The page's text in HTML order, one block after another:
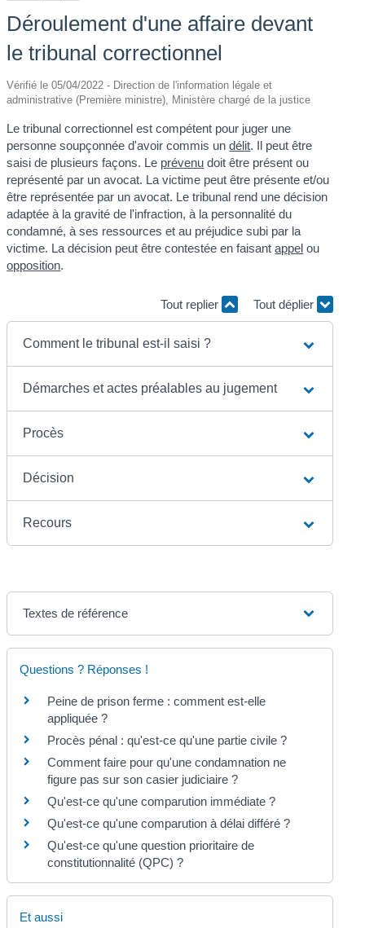
Déroulement d'une affaire devant
le tribunal correctionnel
Vérifié le 05/04/2022 - Direction de l'information légale et
administrative (Première ministre), Ministère chargé de la justice
Le tribunal correctionnel est compétent pour juger une
personne soupçonnée d'avoir commis undélit. Il peut être
saisi de plusieurs façons. Le prévenu doit être présent ou
représenté par un avocat. La victime peut être présente et/ou
être représentée par un avocat. Le tribunal rend une décision
adaptée à la gravité de l'infraction, à la personnalité du
condamné, à ses ressources et au préjudice subi par la
victime. La décision peut être contestée en faisantappel ou
opposition.
Tout replier Tout déplier
Comment le tribunal est-il saisi ?
Démarches et actes préalables au jugement
Procès
Décision
Recours
Textes de référence
Questions ? Réponses !
Peine de prison ferme : comment est-elle
appliquée ?
Procès pénal : qu'est-ce qu'une partie civile ?
Comment faire pour qu'une condamnation ne
figure pas sur son casier judiciaire ?
Qu'est-ce qu'une comparution immédiate ?
Qu'est-ce qu'une comparution à délai différé ?
Qu'est-ce qu'une question prioritaire de
constitutionnalité (QPC) ?
Et aussi